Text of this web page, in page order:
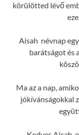
körülötted lévő
Aisah névnap
barátságot és
Ma az a nap,
jókívánságokkal